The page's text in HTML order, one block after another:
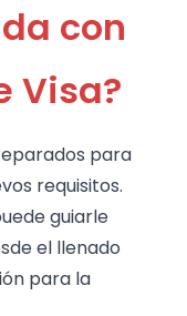
con
Visa?
para
requisitos.
guiarle
el llenado
para la